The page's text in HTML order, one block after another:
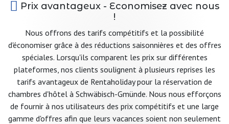
Prix avantageux - Economisez avec nous
!
Nous offrons des tarifs compétitifs et la possibilité
d'économiser grâce à des réductions saisonnières et des offres
spéciales. Lorsqu'ils comparent les prix sur différentes
plateformes, nos clients soulignent à plusieurs reprises les
tarifs avantageux de Rentaholiday pour la réservation de
chambres d'hôtel à Schwäbisch-Gmünde. Nous nous efforçons
de fournir à nos utilisateurs des prix compétitifs et une large
gamme d'offres afin que leurs vacances soient non seulement